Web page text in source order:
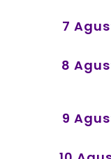
7
8
9